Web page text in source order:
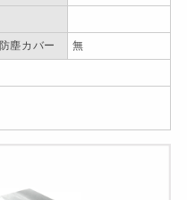
防塵カバー 無